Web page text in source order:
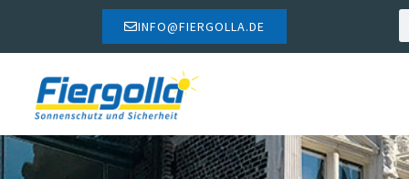
INFO@FIERGOLLA.DE